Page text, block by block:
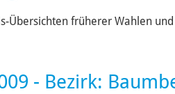
Übersichten früherer Wahlen
- Bezirk: